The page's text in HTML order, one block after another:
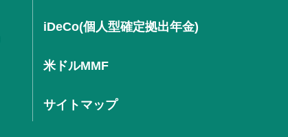
iDeCo(個人型確定拠出年金)
米ドルMMF
サイトマップ